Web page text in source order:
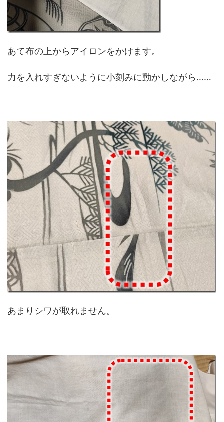
あて布の上からアイロンをかけます。
力を入れすぎないように小刻みに動かしながら……
あまりシワが取れません。